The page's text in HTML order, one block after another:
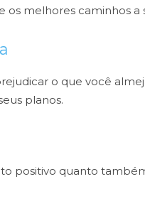
os melhores caminhos a
o que você
planos.
positivo quanto